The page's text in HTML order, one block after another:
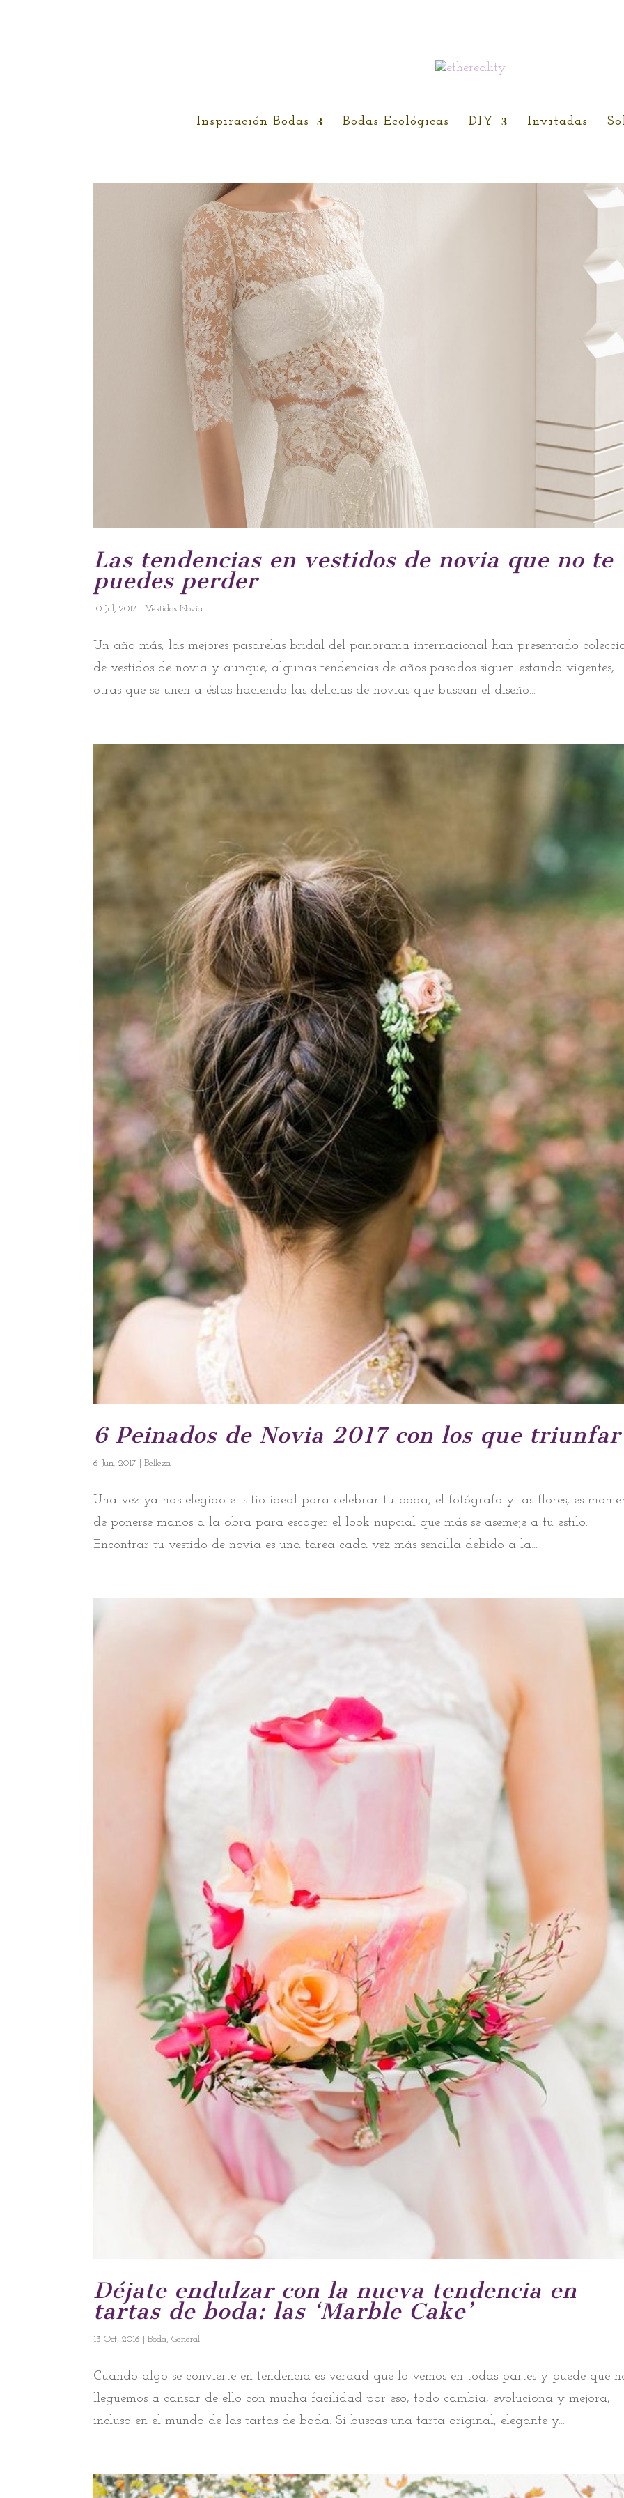
Inspiración Bodas Bodas Ecológicas DIY Invitadas
Las tendencias en vestidos de novia que no te
puedes perder
10 Jul, 2017 |Vestidos Novia
Un año más, las mejores pasarelas bridal del panorama internacional han presentado
de vestidos de novia y aunque, algunas tendencias de años pasados siguen estando vigentes,
otras que se unen a éstas haciendo las delicias de novias que buscan el diseño...
6 Peinados de Novia 2017 con los que triunfar
6 Jun, 2017 |Belleza
Una vez ya has elegido el sitio ideal para celebrar tu boda, el fotógrafo y las flores, es
de ponerse manos a la obra para escoger el look nupcial que más se asemeje a tu estilo.
Encontrar tu vestido de novia es una tarea cada vez más sencilla debido a la...
Déjate endulzar con la nueva tendencia en
tartas de boda: las ‘Marble Cake’
13 Oct, 2016 |Boda,General
Cuando algo se convierte en tendencia es verdad que lo vemos en todas partes y puede que
lleguemos a cansar de ello con mucha facilidad por eso, todo cambia, evoluciona y mejora,
incluso en el mundo de las tartas de boda. Si buscas una tarta original, elegante y...